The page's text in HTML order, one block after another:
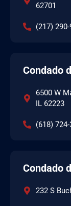
62701
(217)
Condado
6500 W
IL 62223
(618)
Condado
232 S